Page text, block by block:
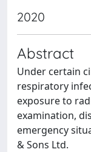
2020
Abstract
Under certain
respiratory
exposure to
examination,
emergency
& Sons Ltd.